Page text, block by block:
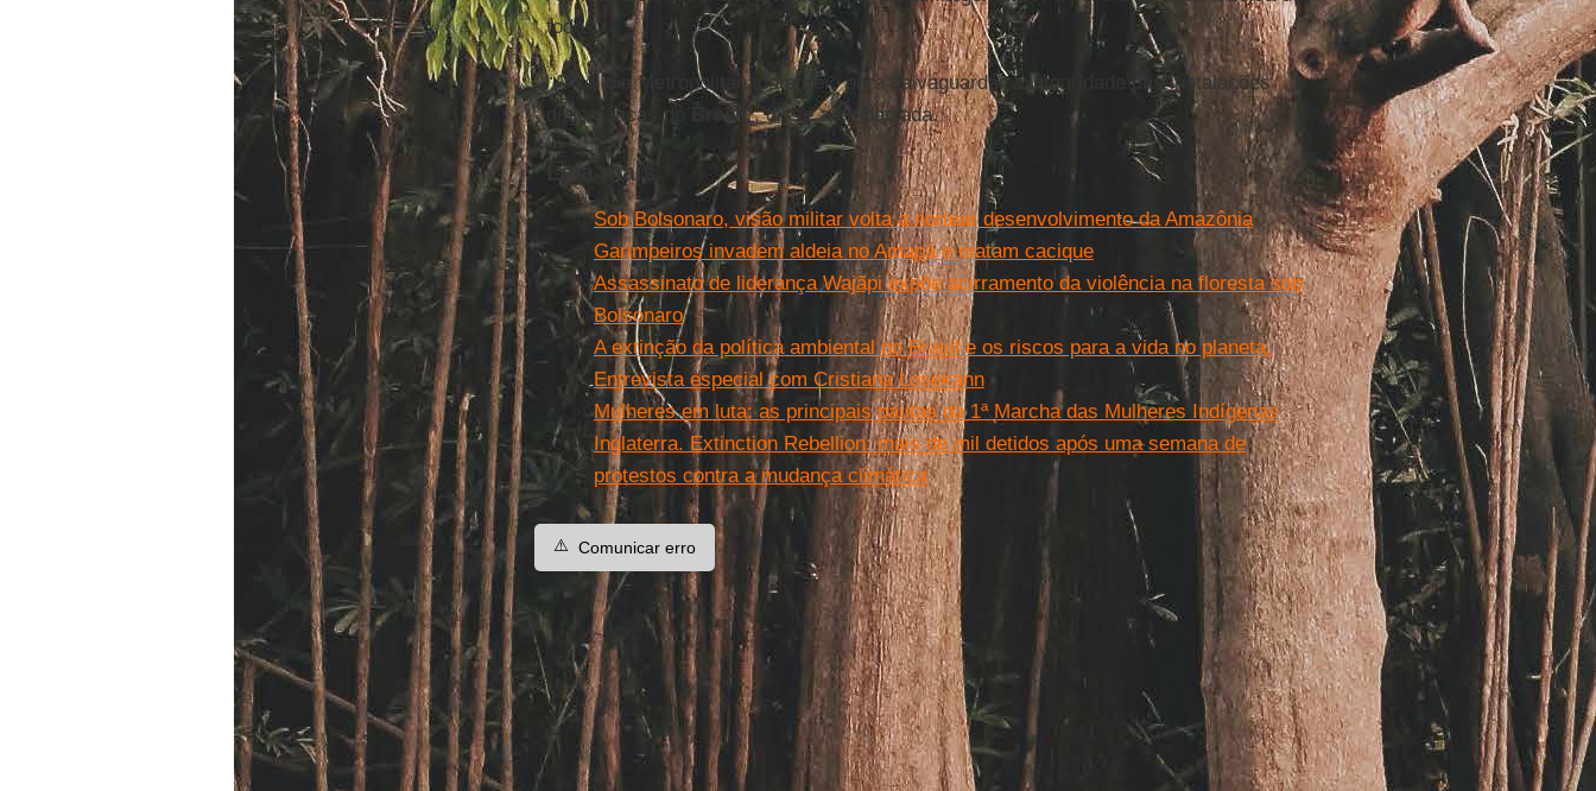
todos.
“A Polícia Metropolitana interveio para salvaguardar a integridade das instalações
diplomáticas do
Brasil”, disse a embaixada.
Leia mais
Sob Bolsonaro, visão militar volta a nortear desenvolvimento da Amazônia
Garimpeiros invadem aldeia no Amapá e matam cacique
Assassinato de liderança Wajãpi expõe acirramento da violência na floresta sob
Bolsonaro
A extinção da política ambiental no Brasil e os riscos para a vida no planeta.
Entrevista especial com Cristiana Losekann
Mulheres em luta: as principais pautas da 1ª Marcha das Mulheres Indígenas
Inglaterra. Extinction Rebellion: mais de mil detidos após uma semana de
protestos contra a mudança climática
⚠️ Comunicar erro